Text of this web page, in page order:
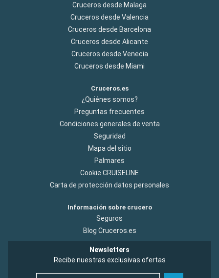
Cruceros desde Malaga
Cruceros desde Valencia
Cruceros desde Barcelona
Cruceros desde Alicante
Cruceros desde Venecia
Cruceros desde Miami
Cruceros.es
¿Quiénes somos?
Preguntas frecuentes
Condiciones generales de venta
Seguridad
Mapa del sitio
Palmares
Cookie CRUISELINE
Carta de protección datos personales
Información sobre crucero
Seguros
Blog Cruceros.es
Newsletters
Recibe nuestras exclusivas ofertas